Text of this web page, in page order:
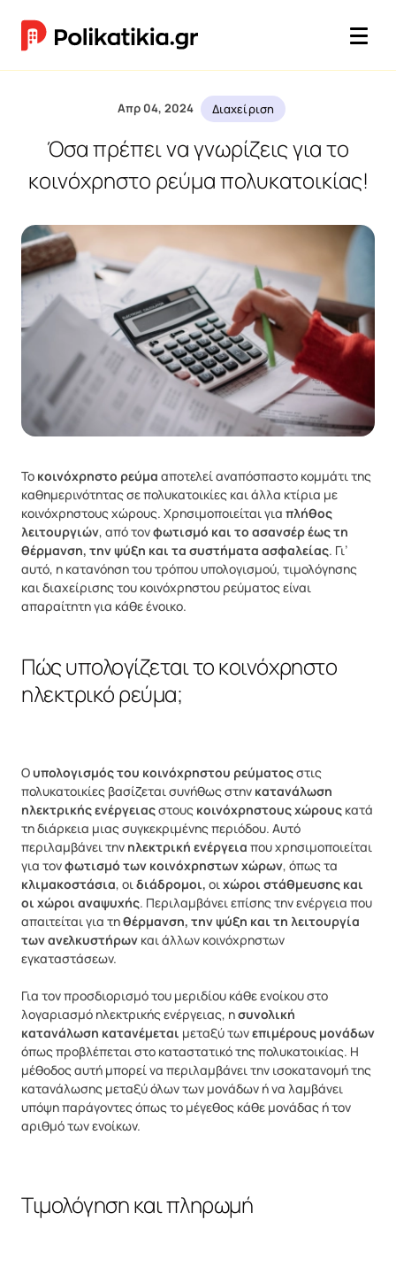
Απρ 04, 2024 Διαχείριση
Όσα πρέπει να γνωρίζεις για το
κοινόχρηστο ρεύμα πολυκατοικίας!
Το κοινόχρηστο ρεύμα αποτελεί αναπόσπαστο κομμάτι της
καθημερινότητας σε πολυκατοικίες και άλλα κτίρια με
κοινόχρηστους χώρους. Χρησιμοποιείται για πλήθος
λειτουργιών, από τονφωτισμό και το ασανσέρ έως τη
θέρμανση, την ψύξη και τα συστήματα ασφαλείας. Γι’
αυτό, η κατανόηση του τρόπου υπολογισμού, τιμολόγησης
και διαχείρισης του κοινόχρηστου ρεύματος είναι
απαραίτητη για κάθε ένοικο.
Πώς υπολογίζεται το κοινόχρηστο
ηλεκτρικό ρεύμα;
Ουπολογισμός του κοινόχρηστου ρεύματοςστις
πολυκατοικίες βασίζεται συνήθως στην κατανάλωση
ηλεκτρικής ενέργειαςστους κοινόχρηστους χώρους κατά
τη διάρκεια μιας συγκεκριμένης περιόδου. Αυτό
περιλαμβάνει την ηλεκτρική ενέργεια που χρησιμοποιείται
για τονφωτισμό των κοινόχρηστων χώρων, όπως τα
κλιμακοστάσια, οιδιάδρομοι, οιχώροι στάθμευσης και
οι χώροι αναψυχής. Περιλαμβάνει επίσης την ενέργεια που
απαιτείται για τηθέρμανση, την ψύξη και τη λειτουργία
των ανελκυστήρων και άλλων κοινόχρηστων
εγκαταστάσεων.
Για τον προσδιορισμό του μεριδίου κάθε ενοίκου στο
λογαριασμό ηλεκτρικής ενέργειας, ησυνολική
κατανάλωση κατανέμεται μεταξύ τωνεπιμέρους μονάδων
όπως προβλέπεται στο καταστατικό της πολυκατοικίας. Η
μέθοδος αυτή μπορεί να περιλαμβάνει την ισοκατανομή της
κατανάλωσης μεταξύ όλων των μονάδων ή να λαμβάνει
υπόψη παράγοντες όπως το μέγεθος κάθε μονάδας ή τον
αριθμό των ενοίκων.
Τιμολόγηση και πληρωμή